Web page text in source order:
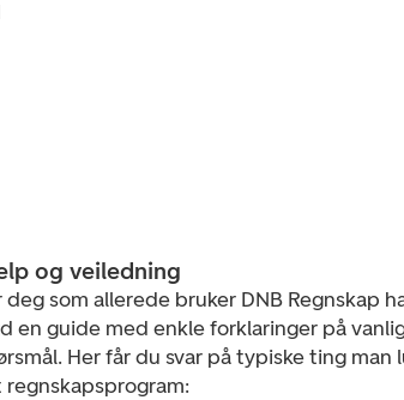
og veiledning
deg som allerede bruker DNB Regnskap
en guide med enkle forklaringer på
Her får du svar på typiske ting man
regnskapsprogram: